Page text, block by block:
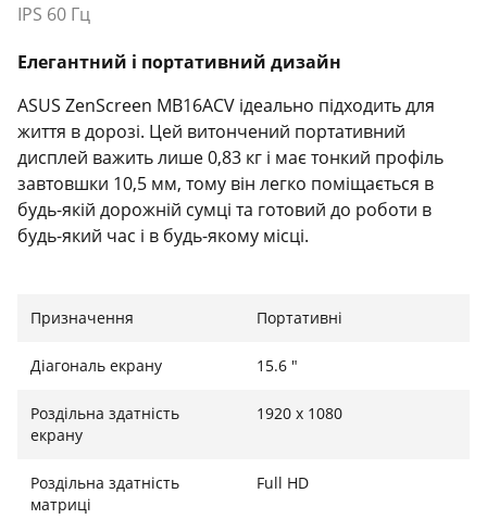
IPS 60 Гц
Елегантний і портативний дизайн
ASUS ZenScreen MB16ACV ідеально підходить для
життя в дорозі. Цей витончений портативний
дисплей важить лише 0,83 кг і має тонкий профіль
завтовшки 10,5 мм, тому він легко поміщається в
будь-якій дорожній сумці та готовий до роботи в
будь-який час і в будь-якому місці.
ZenScreen MB16ACV використовує інноваційне
як живлення, так і відеосигнали. Його двостороння
до сумісних пристроїв.
Відкидна підставка утримує монітор на будь-якій
Призначення Портативні
Діагональ екрану 15.6 "
Роздільна здатність
екрану
1920 х 1080
Роздільна здатність
матриці
Full HD